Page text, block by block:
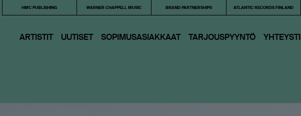
HMC PUBLISHING WARNER CHAPPELL MUSIC BRAND PARTNERSHIPS ATLANTIC RECORDS FINLAND
ARTISTIT UUTISET SOPIMUSASIAKKAAT TARJOUS­PYYNTÖ